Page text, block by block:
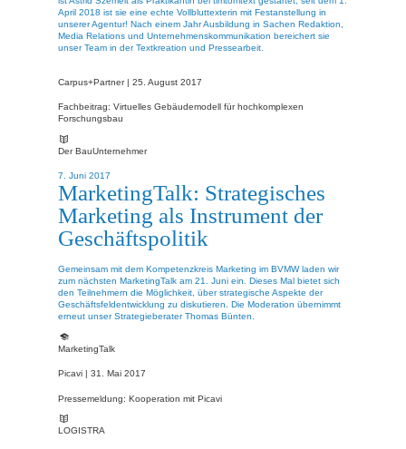
April 2018 ist sie eine echte Vollbluttexterin mit Festanstellung in
unserer Agentur! Nach einem Jahr Ausbildung in Sachen Redaktion,
Media Relations und Unternehmenskommunikation bereichert sie
unser Team in der Textkreation und Pressearbeit.
Carpus+Partner | 25. August 2017
Fachbeitrag: Virtuelles Gebäudemodell für hochkomplexen
Forschungsbau
Der BauUnternehmer
7. Juni 2017
MarketingTalk: Strategisches
Marketing als Instrument der
Geschäftspolitik
Gemeinsam mit dem Kompetenzkreis Marketing im BVMW laden wir
zum nächsten MarketingTalk am 21. Juni ein. Dieses Mal bietet sich
den Teilnehmern die Möglichkeit, über strategische Aspekte der
Geschäftsfeldentwicklung zu diskutieren. Die Moderation übernimmt
erneut unser Strategieberater Thomas Bünten.
MarketingTalk
Picavi | 31. Mai 2017
Pressemeldung: Kooperation mit Picavi
LOGISTRA